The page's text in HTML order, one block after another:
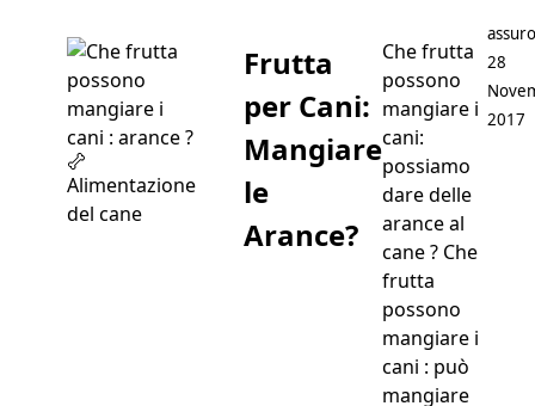
Alimentazione
del cane
Frutta
per Cani:
Mangiare
le
Arance?
Che frutta
possono
mangiare i
cani:
possiamo
dare delle
arance al
cane ? Che
frutta
possono
mangiare i
cani : può
mangiare
28
2017